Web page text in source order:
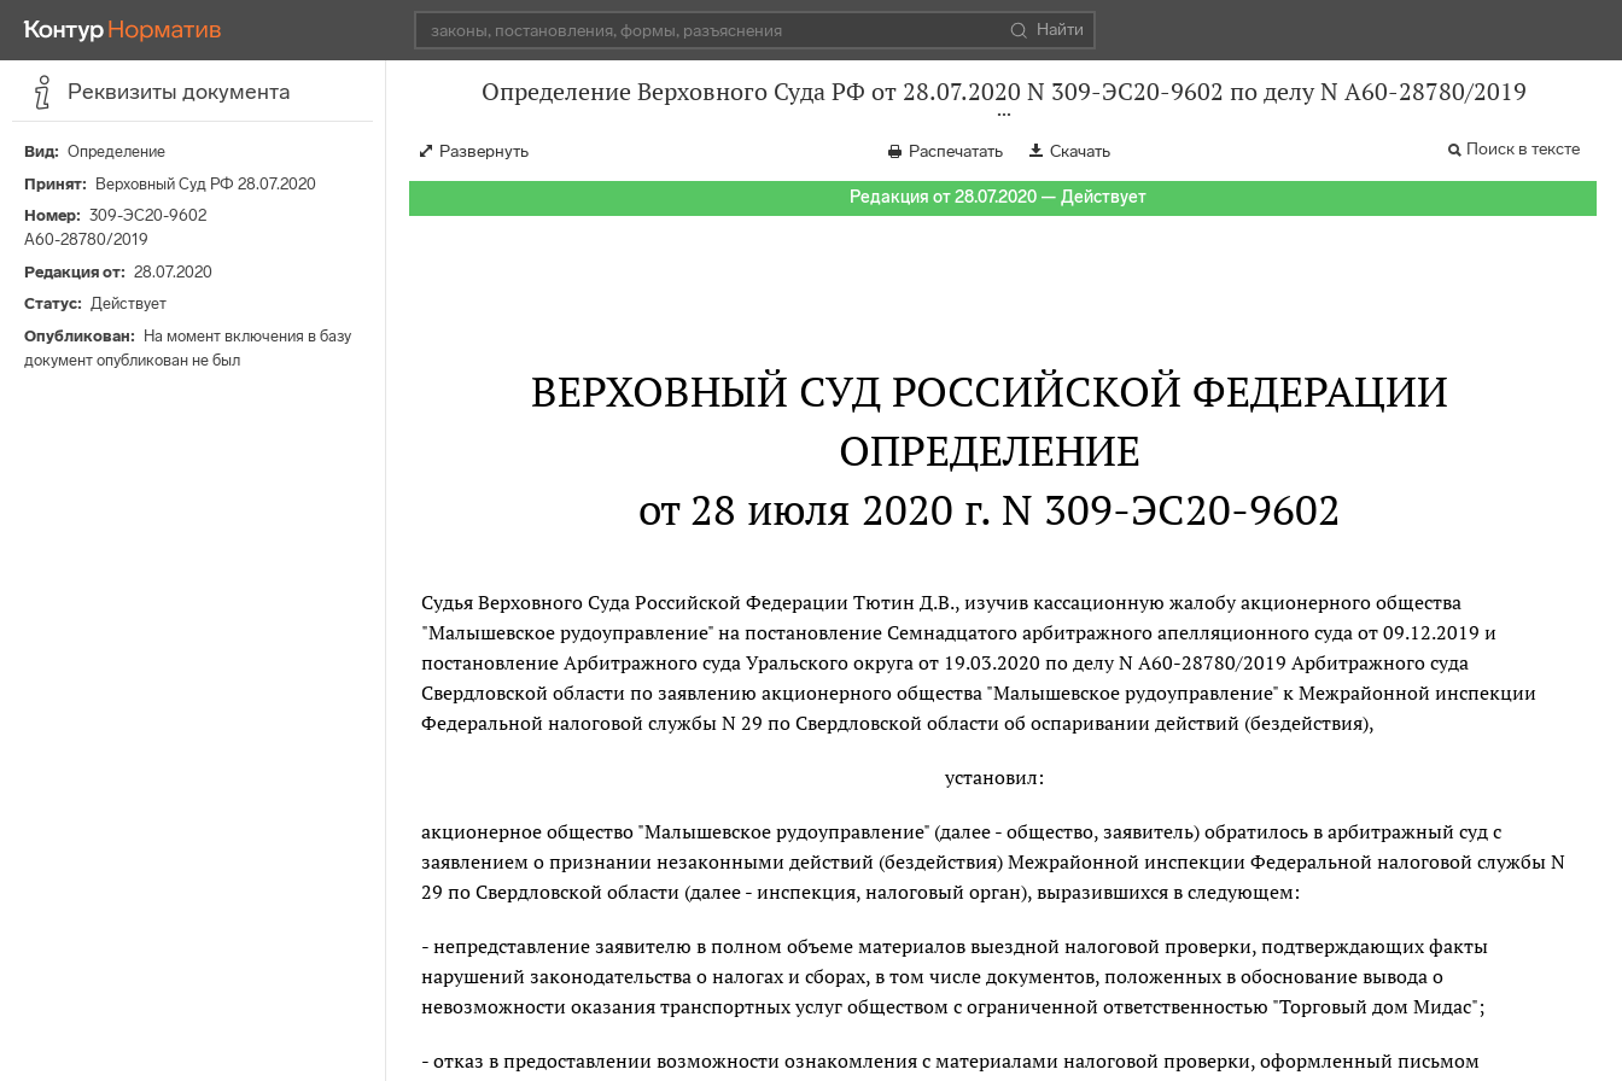
Найти
Реквизиты документа
Вид
Определение
Принят
Верховный Суд РФ 28.07.2020
Номер
309-ЭС20-9602
А60-28780/2019
Редакция от
28.07.2020
Статус
Действует
Опубликован
На момент включения в базу
документ опубликован не был
Определение Верховного Суда РФ от 28.07.2020 N 309-ЭС20-9602 по делу N А60-28780/2019
Развернуть Распечатать Скачать Поиск в тексте
Редакция от 28.07.2020 — Действует
ВЕРХОВНЫЙ СУД РОССИЙСКОЙ ФЕДЕРАЦИИ
ОПРЕДЕЛЕНИЕ
от 28 июля 2020 г. N 309-ЭС20-9602
Судья Верховного Суда Российской Федерации Тютин Д.В., изучив кассационную жалобу акционерного общества
"Малышевское рудоуправление" на постановление Семнадцатого арбитражного апелляционного суда от 09.12.2019 и
постановление Арбитражного суда Уральского округа от 19.03.2020 по делу N А60-28780/2019 Арбитражного суда
Свердловской области по заявлению акционерного общества "Малышевское рудоуправление" к Межрайонной инспекции
Федеральной налоговой службы N 29 по Свердловской области об оспаривании действий (бездействия),
установил:
акционерное общество "Малышевское рудоуправление" (далее - общество, заявитель) обратилось в арбитражный суд с
заявлением о признании незаконными действий (бездействия) Межрайонной инспекции Федеральной налоговой службы N
29 по Свердловской области (далее - инспекция, налоговый орган), выразившихся в следующем:
- непредставление заявителю в полном объеме материалов выездной налоговой проверки, подтверждающих факты
нарушений законодательства о налогах и сборах, в том числе документов, положенных в обоснование вывода о
невозможности оказания транспортных услуг обществом с ограниченной ответственностью "Торговый дом Мидас";
- отказ в предоставлении возможности ознакомления с материалами налоговой проверки, оформленный письмом